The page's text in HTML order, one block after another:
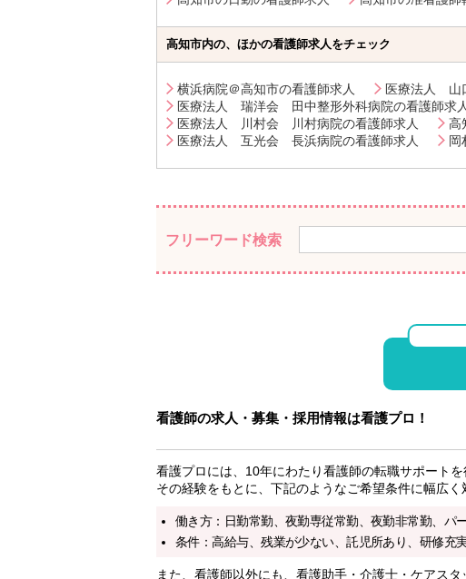
高知市内の、ほかの看護師求人をチェック
横浜病院＠高知市の看護師求人 医療法人 山
医療法人 瑞洋会 田中整形外科病院の看護師求
医療法人 川村会 川村病院の看護師求人
高
医療法人 互光会 長浜病院の看護師求人
岡
フリーワード検索
看護師の求人・募集・採用情報は看護プロ！
看護プロには、10年にわたり看護師の転職サポートを
その経験をもとに、下記のようなご希望条件に幅広く
働き方：日勤常勤、夜勤専従常勤、夜勤非常勤、パ
条件：高給与、残業が少ない、託児所あり、研修充
また、看護師以外にも、看護助手・介護士・ケアスタ